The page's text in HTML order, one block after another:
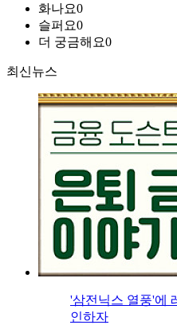
화나요0
슬퍼요0
더 궁금해요0
최신뉴스
'삼전닉스 열풍'에
인하자